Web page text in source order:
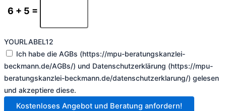
6 + 5 =
YOURLABEL12
Ich habe die AGBs (https://mpu-beratungskanzlei-
beckmann.de/AGBs/) und Datenschutzerklärung (https://mpu-
beratungskanzlei-beckmann.de/datenschutzerklarung/) gelesen
und akzeptiere diese.
Kostenloses Angebot und Beratung anfordern!